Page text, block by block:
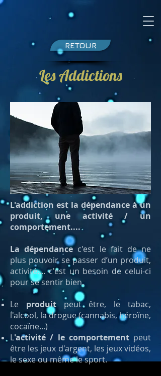
RETOUR
Les Addictions
L'addiction est la dépendance à un
produit, une activité / un
comportement....
La dépendancec'est le fait de ne
plus pouvoir se passer d’un produit,
activité.... c'est un besoin de celui-ci
pour se sentir bien.
Le produitpeut être, le tabac,
l'alcool, la drogue (cannabis, héroïne,
cocaïne...)
L'activité / le comportementpeut
être les jeux d'argent, les jeux vidéos,
le sexe ou même le sport.